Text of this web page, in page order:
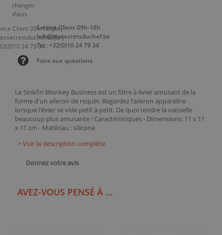
Le Sinkfin Monkey Business est un filtre à évier amusant de la
forme d'un aileron de requin. Regardez l'aileron apparaitre
lorsque l'évier se vide petit à petit. De quoi rendre la vaisselle
beaucoup plus amusante ! Caractéristiques - Dimensions :11 x 11
x 11 cm - Matériau : silicone
> Voir la description complète
Donnez votre avis
Service Client 09h-18h
info@lessecretsduchef.be
Tel : +32(0)10 24 79 34
Foire aux questions
AVEZ-VOUS PENSÉ À ...